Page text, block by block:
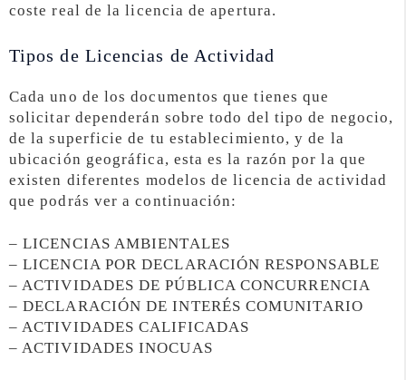
coste real de la licencia de apertura.
Tipos de Licencias de Actividad
Cada uno de los documentos que tienes que
solicitar dependerán sobre todo del tipo de negocio,
de la superficie de tu establecimiento, y de la
ubicación geográfica, esta es la razón por la que
existen diferentes modelos de licencia de actividad
que podrás ver a continuación:
– LICENCIAS AMBIENTALES
– LICENCIA POR DECLARACIÓN RESPONSABLE
– ACTIVIDADES DE PÚBLICA CONCURRENCIA
– DECLARACIÓN DE INTERÉS COMUNITARIO
– ACTIVIDADES CALIFICADAS
– ACTIVIDADES INOCUAS